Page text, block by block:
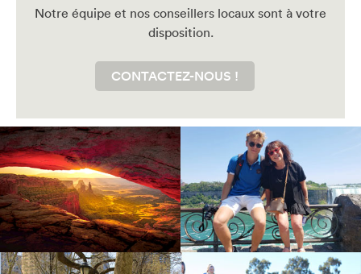
Notre équipe et nos conseillers locaux sont à votre
disposition.
CONTACTEZ-NOUS !